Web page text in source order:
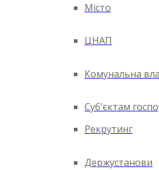
Місто
ЦНАП
Комунальна
Суб'єктам
Рекрутинг
Держустанови